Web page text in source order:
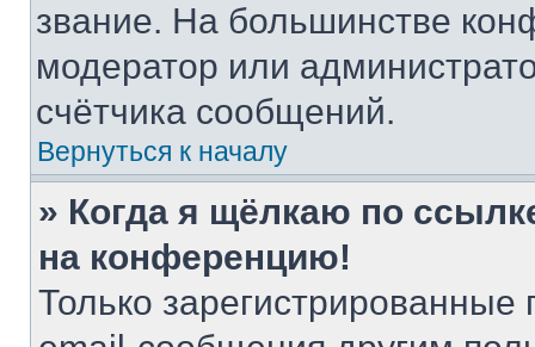
звание. На большинстве
модератор или
счётчика сообщений.
Вернуться к началу
» Когда я щёлкаю по
на конференцию!
Только зарегистрированные